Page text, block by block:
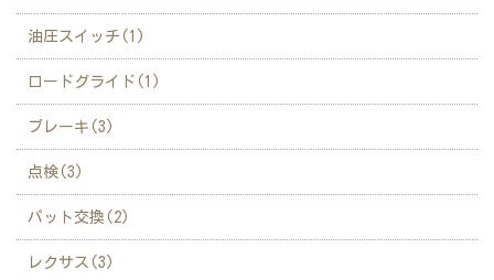
油圧スイッチ(1)
ロードグライド(1)
ブレーキ(3)
点検(3)
パット交換(2)
レクサス(3)